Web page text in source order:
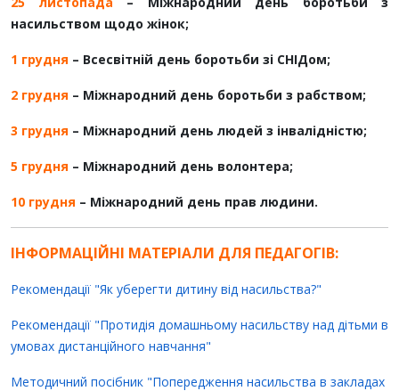
насильством щодо жінок;
1 грудня – Всесвітній день боротьби зі СНІДом;
2 грудня – Міжнародний день боротьби з рабством;
3 грудня – Міжнародний день людей з інвалідністю;
5 грудня – Міжнародний день волонтера;
10 грудня – Міжнародний день прав людини.
ІНФОРМАЦІЙНІ МАТЕРІАЛИ ДЛЯ ПЕДАГОГІВ:
Рекомендації "Як уберегти дитину від насильства?"
Рекомендації "Протидія домашньому насильству над дітьми в
умовах дистанційного навчання"
Методичний посібник "Попередження насильства в закладах